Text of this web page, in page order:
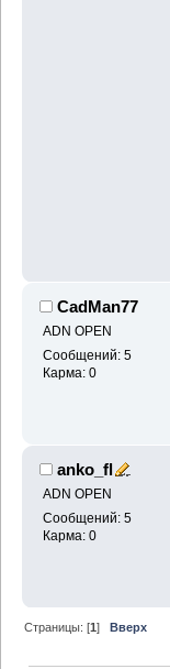
CadMan77
ADN OPEN
Сообщений: 5
Карма: 0
anko_fl
ADN OPEN
Сообщений: 5
Карма: 0
Страницы: [1] Вверх